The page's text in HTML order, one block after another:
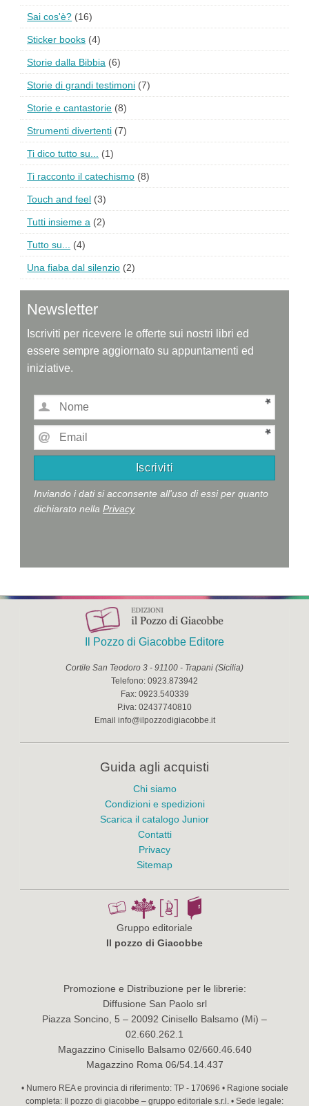
Sai cos'è? (16)
Sticker books (4)
Storie dalla Bibbia (6)
Storie di grandi testimoni (7)
Storie e cantastorie (8)
Strumenti divertenti (7)
Ti dico tutto su... (1)
Ti racconto il catechismo (8)
Touch and feel (3)
Tutti insieme a (2)
Tutto su... (4)
Una fiaba dal silenzio (2)
Newsletter
Iscriviti per ricevere le offerte sui nostri libri ed
essere sempre aggiornato su appuntamenti ed
iniziative.
Inviando i dati si acconsente all'uso di essi per quanto
dichiarato nellaPrivacy
Il Pozzo di Giacobbe Editore
Cortile San Teodoro 3 - 91100 - Trapani (Sicilia)
Telefono: 0923.873942
Fax: 0923.540339
P.iva: 02437740810
Email info@ilpozzodigiacobbe.it
Guida agli acquisti
Chi siamo
Condizioni e spedizioni
Scarica il catalogo Junior
Contatti
Privacy
Sitemap
Gruppo editoriale
Il pozzo di Giacobbe
Promozione e Distribuzione per le librerie:
Diffusione San Paolo srl
Piazza Soncino, 5 – 20092 Cinisello Balsamo (Mi) –
02.660.262.1
Magazzino Cinisello Balsamo 02/660.46.640
Magazzino Roma 06/54.14.437
• Numero REA e provincia di riferimento: TP - 170696 • Ragione sociale
completa: Il pozzo di giacobbe – gruppo editoriale s.r.l. • Sede legale: